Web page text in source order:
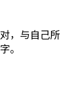
，与自己所
。